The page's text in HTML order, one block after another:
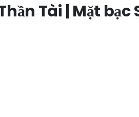
Tài | Mặt bạc